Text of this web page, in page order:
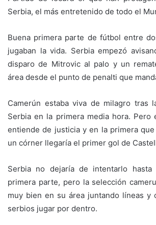
Serbia, el más entretenido de todo el
Buena primera parte de fútbol entre
jugaban la vida. Serbia empezó
disparo de Mitrovic al palo y un
área desde el punto de penalti que
Camerún estaba viva de milagro tras
Serbia en la primera media hora. Pero
entiende de justicia y en la primera
un córner llegaría el primer gol de
Serbia no dejaría de intentarlo
primera parte, pero la selección
muy bien en su área juntando líneas y
serbios jugar por dentro.